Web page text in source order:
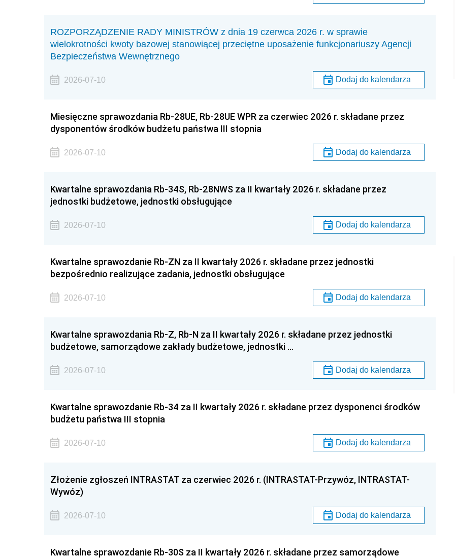
ROZPORZĄDZENIE RADY MINISTRÓW z dnia 19 czerwca 2026 r. w sprawie
wielokrotności kwoty bazowej stanowiącej przeciętne uposażenie funkcjonariuszy Agencji
Bezpieczeństwa Wewnętrznego
2026-07-10 Dodaj do kalendarza
Miesięczne sprawozdania Rb-28UE, Rb-28UE WPR za czerwiec 2026 r. składane przez
dysponentów środków budżetu państwa III stopnia
2026-07-10 Dodaj do kalendarza
Kwartalne sprawozdania Rb-34S, Rb-28NWS za II kwartały 2026 r. składane przez
jednostki budżetowe, jednostki obsługujące
2026-07-10 Dodaj do kalendarza
Kwartalne sprawozdanie Rb-ZN za II kwartały 2026 r. składane przez jednostki
bezpośrednio realizujące zadania, jednostki obsługujące
2026-07-10 Dodaj do kalendarza
Kwartalne sprawozdania Rb-Z, Rb-N za II kwartały 2026 r. składane przez jednostki
budżetowe, samorządowe zakłady budżetowe, jednostki …
2026-07-10 Dodaj do kalendarza
Kwartalne sprawozdanie Rb-34 za II kwartały 2026 r. składane przez dysponenci środków
budżetu państwa III stopnia
2026-07-10 Dodaj do kalendarza
Złożenie zgłoszeń INTRASTAT za czerwiec 2026 r. (INTRASTAT-Przywóz, INTRASTAT-
Wywóz)
2026-07-10 Dodaj do kalendarza
Kwartalne sprawozdanie Rb-30S za II kwartały 2026 r. składane przez samorządowe